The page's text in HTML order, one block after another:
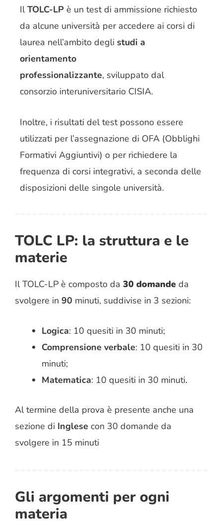
IlTOLC-LP è un test di ammissione richiesto
da alcune università per accedere ai corsi di
laurea nell’ambito degli studi a
orientamento
professionalizzante, sviluppato dal
consorzio interuniversitario CISIA.
Inoltre, i risultati del test possono essere
utilizzati per l’assegnazione di OFA (Obblighi
Formativi Aggiuntivi) o per richiedere la
frequenza di corsi integrativi, a seconda delle
disposizioni delle singole università.
TOLC LP: la struttura e le
materie
Il TOLC-LP è composto da 30 domande da
svolgere in 90 minuti, suddivise in 3 sezioni:
Logica: 10 quesiti in 30 minuti;
Comprensione verbale: 10 quesiti in 30
minuti;
Matematica: 10 quesiti in 30 minuti.
Al termine della prova è presente anche una
sezione di Inglese con 30 domande da
svolgere in 15 minuti
Gli argomenti per ogni
materia